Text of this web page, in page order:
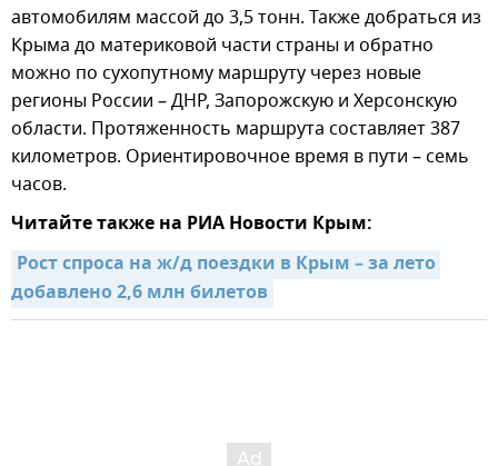
автомобилям массой до 3,5 тонн. Также добраться из
Крыма до материковой части страны и обратно
можно по сухопутному маршруту через новые
регионы России – ДНР, Запорожскую и Херсонскую
области. Протяженность маршрута составляет 387
километров. Ориентировочное время в пути – семь
часов.
Читайте также на РИА Новости Крым:
Рост спроса на ж/д поездки в Крым – за лето
добавлено 2,6 млн билетов